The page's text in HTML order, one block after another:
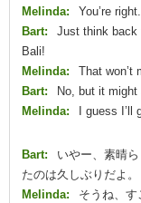
Melinda:
You’re
Bart:
Just think back
Bali!
Melinda:
That won’t
Bart:
No, but it
Melinda:
I guess I’ll
Bart:
いやー、素晴
たのは久しぶりだよ。
Melinda:
そうね、す